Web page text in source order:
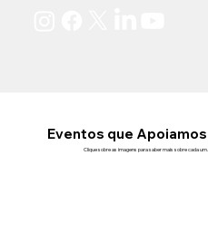
Eventos que Apoiamos
Clique sobre as imagens para saber mais sobre cada um.